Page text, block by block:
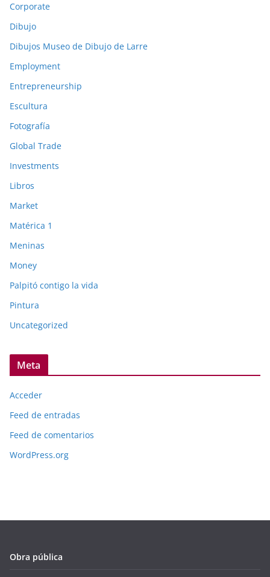
Corporate
Dibujo
Dibujos Museo de Dibujo de Larre
Employment
Entrepreneurship
Escultura
Fotografía
Global Trade
Investments
Libros
Market
Matérica 1
Meninas
Money
Palpitó contigo la vida
Pintura
Uncategorized
Meta
Acceder
Feed de entradas
Feed de comentarios
WordPress.org
Obra pública